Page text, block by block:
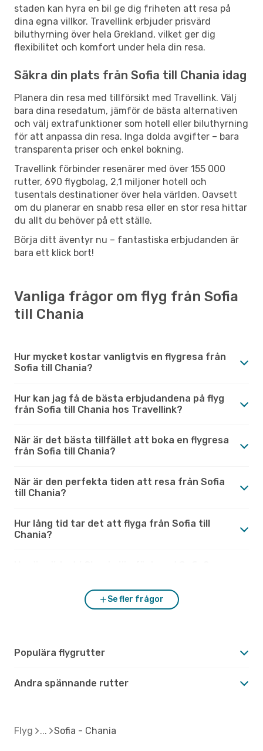
staden kan hyra en bil ge dig friheten att resa på
dina egna villkor. Travellink erbjuder prisvärd
biluthyrning över hela Grekland, vilket ger dig
flexibilitet och komfort under hela din resa.
Säkra din plats från Sofia till Chania idag
Planera din resa med tillförsikt med Travellink. Välj
bara dina resedatum, jämför de bästa alternativen
och välj extrafunktioner som hotell eller biluthyrning
för att anpassa din resa. Inga dolda avgifter – bara
transparenta priser och enkel bokning.
Travellink förbinder resenärer med över 155 000
rutter, 690 flygbolag, 2,1 miljoner hotell och
tusentals destinationer över hela världen. Oavsett
om du planerar en snabb resa eller en stor resa hittar
du allt du behöver på ett ställe.
Börja ditt äventyr nu – fantastiska erbjudanden är
bara ett klick bort!
Vanliga frågor om flyg från Sofia
till Chania
Hur mycket kostar vanligtvis en flygresa från
Sofia till Chania?
Hur kan jag få de bästa erbjudandena på flyg
från Sofia till Chania hos Travellink?
När är det bästa tillfället att boka en flygresa
från Sofia till Chania?
När är den perfekta tiden att resa från Sofia
till Chania?
Hur lång tid tar det att flyga från Sofia till
Chania?
Se fler frågor
Populära flygrutter
Andra spännande rutter
Flyg Sofia - Chania